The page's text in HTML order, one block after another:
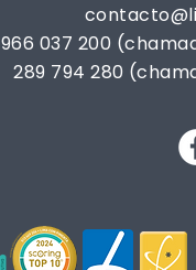
966 037 200
289 794 280